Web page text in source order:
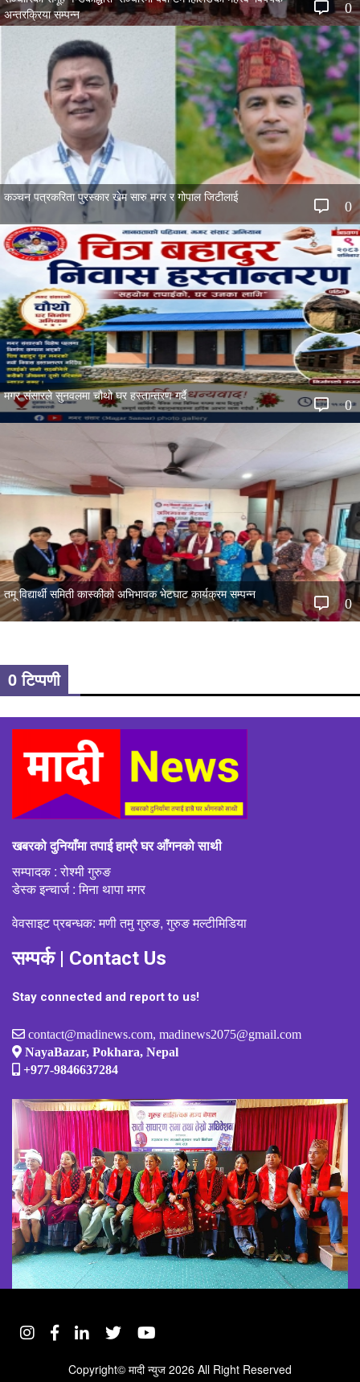
0
अन्तरक्रिया सम्पन्न
0
कञ्चन पत्रकरिता पुरस्कार खेम सारु मगर र गोपाल जिटीलाई
0
मगर संसारले सुनवलमा चौथो घर हस्तान्तरण गर्दै
0
तमू विद्यार्थी समिती कास्कीको अभिभावक भेटघाट कार्यक्रम सम्पन्न
0 टिप्पणी
खबरको दुनियाँमा तपाई हाम्रै घर आँगनको साथी
सम्पादक : रोश्मी गुरुङ
डेस्क इन्चार्ज : मिना थापा मगर
वेवसाइट प्रबन्धक: मणी तमु गुरुङ, गुरुङ मल्टीमिडिया
सम्पर्क | Contact Us
Stay connected and report to us!
contact@madinews.com, madinews2075@gmail.com
NayaBazar, Pokhara, Nepal
+977-9846637284
Copyright© मादी न्युज 2026 All Right Reserved